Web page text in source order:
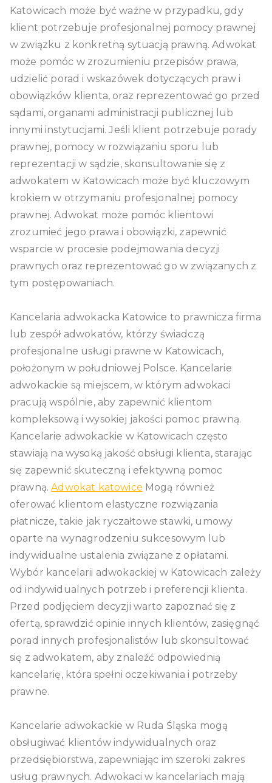
Katowicach może być ważne w przypadku, gdy
klient potrzebuje profesjonalnej pomocy prawnej
w związku z konkretną sytuacją prawną. Adwokat
może pomóc w zrozumieniu przepisów prawa,
udzielić porad i wskazówek dotyczących praw i
obowiązków klienta, oraz reprezentować go przed
sądami, organami administracji publicznej lub
innymi instytucjami. Jeśli klient potrzebuje porady
prawnej, pomocy w rozwiązaniu sporu lub
reprezentacji w sądzie, skonsultowanie się z
adwokatem w Katowicach może być kluczowym
krokiem w otrzymaniu profesjonalnej pomocy
prawnej. Adwokat może pomóc klientowi
zrozumieć jego prawa i obowiązki, zapewnić
wsparcie w procesie podejmowania decyzji
prawnych oraz reprezentować go w związanych z
tym postępowaniach.
Kancelaria adwokacka Katowice to prawnicza firma
lub zespół adwokatów, którzy świadczą
profesjonalne usługi prawne w Katowicach,
położonym w południowej Polsce. Kancelarie
adwokackie są miejscem, w którym adwokaci
pracują wspólnie, aby zapewnić klientom
kompleksową i wysokiej jakości pomoc prawną.
Kancelarie adwokackie w Katowicach często
stawiają na wysoką jakość obsługi klienta, starając
się zapewnić skuteczną i efektywną pomoc
prawną.Adwokat katowice Mogą również
oferować klientom elastyczne rozwiązania
płatnicze, takie jak ryczałtowe stawki, umowy
oparte na wynagrodzeniu sukcesowym lub
indywidualne ustalenia związane z opłatami.
Wybór kancelarii adwokackiej w Katowicach zależy
od indywidualnych potrzeb i preferencji klienta.
Przed podjęciem decyzji warto zapoznać się z
ofertą, sprawdzić opinie innych klientów, zasięgnąć
porad innych profesjonalistów lub skonsultować
się z adwokatem, aby znaleźć odpowiednią
kancelarię, która spełni oczekiwania i potrzeby
prawne.
Kancelarie adwokackie w Ruda Śląska mogą
obsługiwać klientów indywidualnych oraz
przedsiębiorstwa, zapewniając im szeroki zakres
usług prawnych. Adwokaci w kancelariach mają